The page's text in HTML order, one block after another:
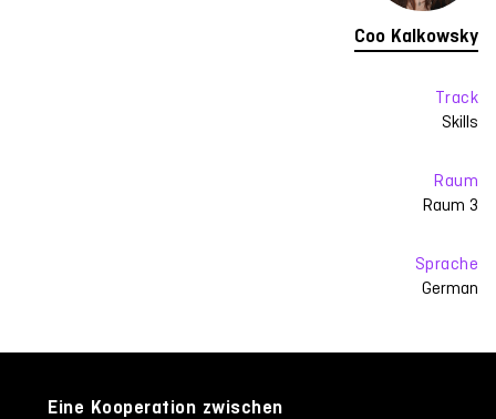
Coo Kalkowsky
Track
Skills
Raum
Raum 3
Sprache
German
Eine Kooperation zwischen